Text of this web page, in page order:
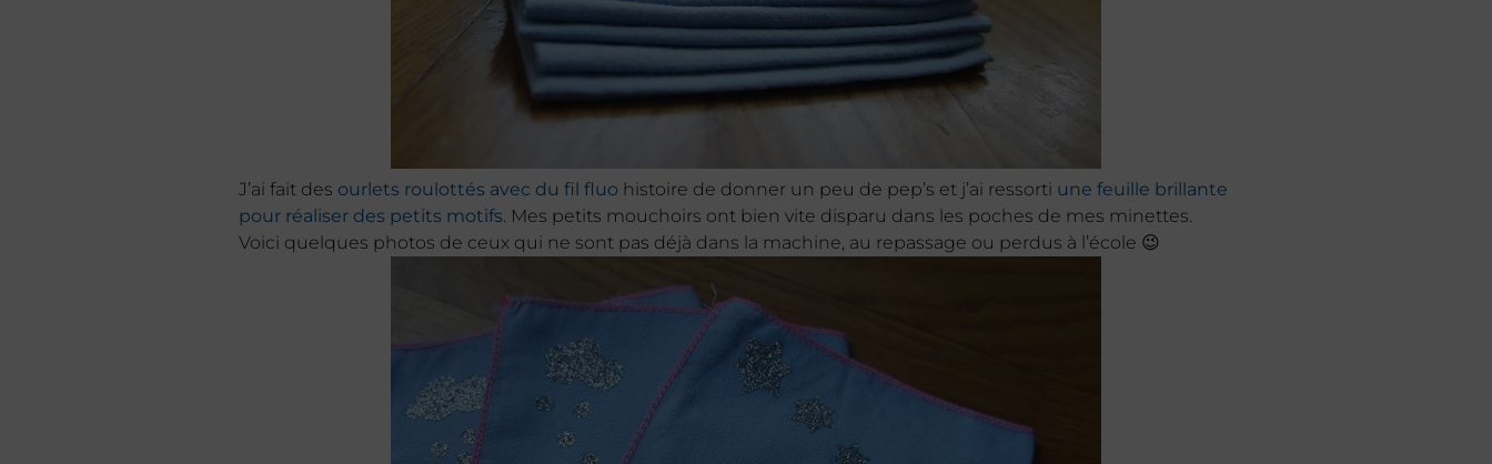
J’ai fait des ourlets roulottés avec dufil fluo histoire de donner un peu de pep’s et j’ai ressorti une feuille brillante
pour réaliser des petits motifs. Mes petits mouchoirs ont bien vite disparu dans les poches de mes minettes.
Voici quelques photos de ceux qui ne sont pas déjà dans la machine, au repassage ou perdus à l’école 😉